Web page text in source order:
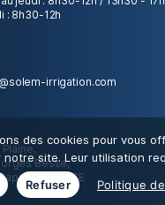
: 8h30-12h
irrigation.com
Plaine,
Besse,
FRANCE
des cookies pour vous
notre site. Leur utilisation
Refuser Politique